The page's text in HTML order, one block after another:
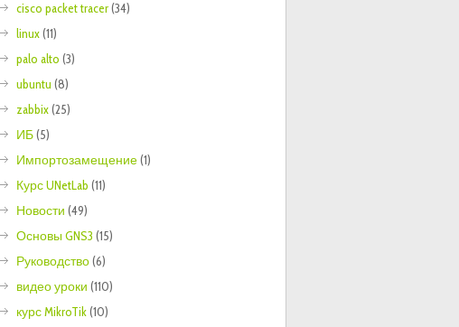
cisco packet tracer(34)
linux(11)
palo alto (3)
ubuntu (8)
zabbix(25)
ИБ(5)
Импортозамещение(1)
Курс UNetLab (11)
Новости (49)
Основы GNS3 (15)
Руководство(6)
видео уроки (110)
курс MikroTik(10)